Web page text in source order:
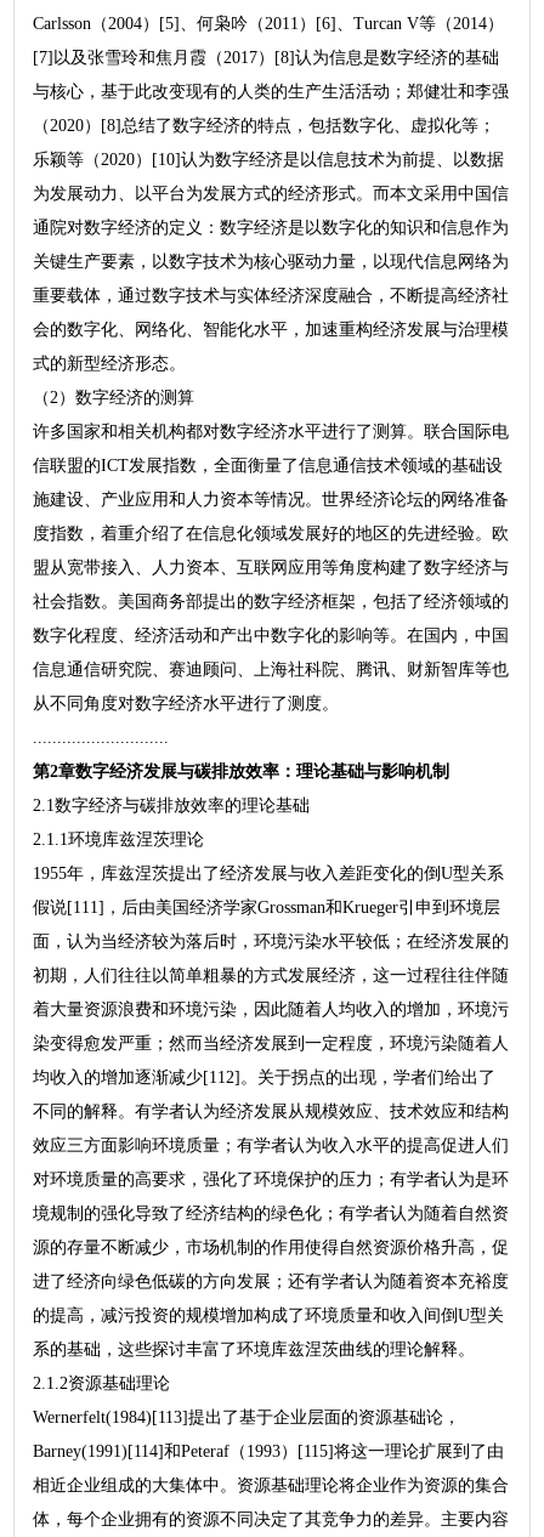
Carlsson（2004）[5]、何枭吟（2011）[6]、Turcan V等（2014）
[7]以及张雪玲和焦月霞（2017）[8]认为信息是数字经济的基础
与核心，基于此改变现有的人类的生产生活活动；郑健壮和李强
（2020）[8]总结了数字经济的特点，包括数字化、虚拟化等；
乐颖等（2020）[10]认为数字经济是以信息技术为前提、以数据
为发展动力、以平台为发展方式的经济形式。而本文采用中国信
通院对数字经济的定义：数字经济是以数字化的知识和信息作为
关键生产要素，以数字技术为核心驱动力量，以现代信息网络为
重要载体，通过数字技术与实体经济深度融合，不断提高经济社
会的数字化、网络化、智能化水平，加速重构经济发展与治理模
式的新型经济形态。
（2）数字经济的测算
许多国家和相关机构都对数字经济水平进行了测算。联合国际电
信联盟的ICT发展指数，全面衡量了信息通信技术领域的基础设
施建设、产业应用和人力资本等情况。世界经济论坛的网络准备
度指数，着重介绍了在信息化领域发展好的地区的先进经验。欧
盟从宽带接入、人力资本、互联网应用等角度构建了数字经济与
社会指数。美国商务部提出的数字经济框架，包括了经济领域的
数字化程度、经济活动和产出中数字化的影响等。在国内，中国
信息通信研究院、赛迪顾问、上海社科院、腾讯、财新智库等也
从不同角度对数字经济水平进行了测度。
第2章数字经济发展与碳排放效率：理论基础与影响机制
2.1数字经济与碳排放效率的理论基础
2.1.1环境库兹涅茨理论
1955年，库兹涅茨提出了经济发展与收入差距变化的倒U型关系
假说[111]，后由美国经济学家Grossman和Krueger引申到环境层
面，认为当经济较为落后时，环境污染水平较低；在经济发展的
初期，人们往往以简单粗暴的方式发展经济，这一过程往往伴随
着大量资源浪费和环境污染，因此随着人均收入的增加，环境污
染变得愈发严重；然而当经济发展到一定程度，环境污染随着人
均收入的增加逐渐减少[112]。关于拐点的出现，学者们给出了
不同的解释。有学者认为经济发展从规模效应、技术效应和结构
效应三方面影响环境质量；有学者认为收入水平的提高促进人们
对环境质量的高要求，强化了环境保护的压力；有学者认为是环
境规制的强化导致了经济结构的绿色化；有学者认为随着自然资
源的存量不断减少，市场机制的作用使得自然资源价格升高，促
进了经济向绿色低碳的方向发展；还有学者认为随着资本充裕度
的提高，减污投资的规模增加构成了环境质量和收入间倒U型关
系的基础，这些探讨丰富了环境库兹涅茨曲线的理论解释。
2.1.2资源基础理论
Wernerfelt(1984)[113]提出了基于企业层面的资源基础论，
Barney(1991)[114]和Peteraf（1993）[115]将这一理论扩展到了由
相近企业组成的大集体中。资源基础理论将企业作为资源的集合
体，每个企业拥有的资源不同决定了其竞争力的差异。主要内容